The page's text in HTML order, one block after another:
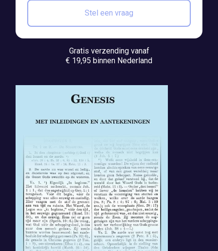
Stel een vraag
Gratis verzending vanaf
€ 19,95 binnen Nederland